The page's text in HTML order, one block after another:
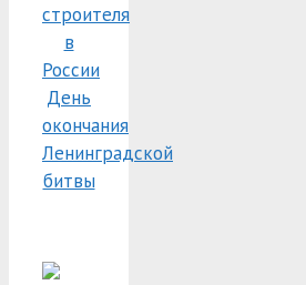
строителя
в
России
День
окончания
Ленинградской
битвы